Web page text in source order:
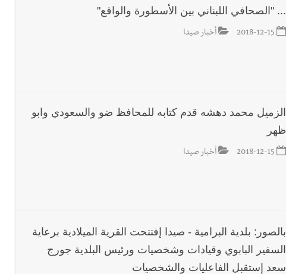
... "الصحافي اللبناني بين الأسطورة والواقع"
2018-12-15 أخبار صيدا
الزميل محمد دهشه قدم كتابه للمحافظ ضو والسعودي وابو
ظهر
2018-12-15 أخبار صيدا
بالصور: بلدية البرامية - صيدا إفتتحت القرية الميلادية برعاية
السفير البابوي وقيادات وشخصيات ورئيس البلدية جورج
سعد إستقبل الفاعليات والشخصيات